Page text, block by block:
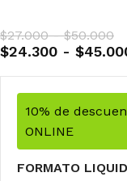
$27.000 - $50.000
$24.300 - $
10% de
ONLINE
FORMATO